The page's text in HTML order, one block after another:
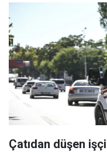
Çatıdan düşen